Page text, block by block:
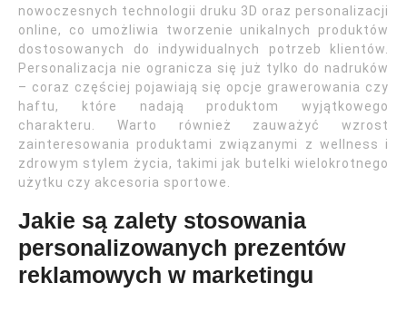
nowoczesnych technologii druku 3D oraz personalizacji
online, co umożliwia tworzenie unikalnych produktów
dostosowanych do indywidualnych potrzeb klientów.
Personalizacja nie ogranicza się już tylko do nadruków
– coraz częściej pojawiają się opcje grawerowania czy
haftu, które nadają produktom wyjątkowego
charakteru. Warto również zauważyć wzrost
zainteresowania produktami związanymi z wellness i
zdrowym stylem życia, takimi jak butelki wielokrotnego
użytku czy akcesoria sportowe.
Jakie są zalety stosowania
personalizowanych prezentów
reklamowych w marketingu